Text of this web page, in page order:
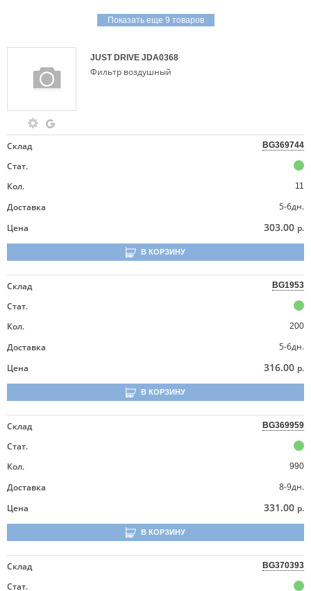
Показать еще 9 товаров
JUST DRIVE JDA0368
Фильтр воздушный
Склад BG369744
Стат.
Кол.
11
Доставка
5-6дн.
Цена
303.00 р.
В КОРЗИНУ
Склад BG1953
Стат.
Кол.
200
Доставка
5-6дн.
Цена
316.00 р.
В КОРЗИНУ
Склад BG369959
Стат.
Кол.
990
Доставка
8-9дн.
Цена
331.00 р.
В КОРЗИНУ
Склад BG370393
Стат.